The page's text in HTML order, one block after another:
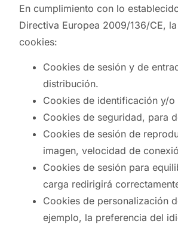
En cumplimiento con lo
Directiva Europea 2009/136/CE,
cookies:
Cookies de sesión y de
distribución.
Cookies de identificación y/o
Cookies de seguridad, para
Cookies de sesión de
imagen, velocidad de
Cookies de sesión para
carga redirigirá
Cookies de personalización
ejemplo, la preferencia del